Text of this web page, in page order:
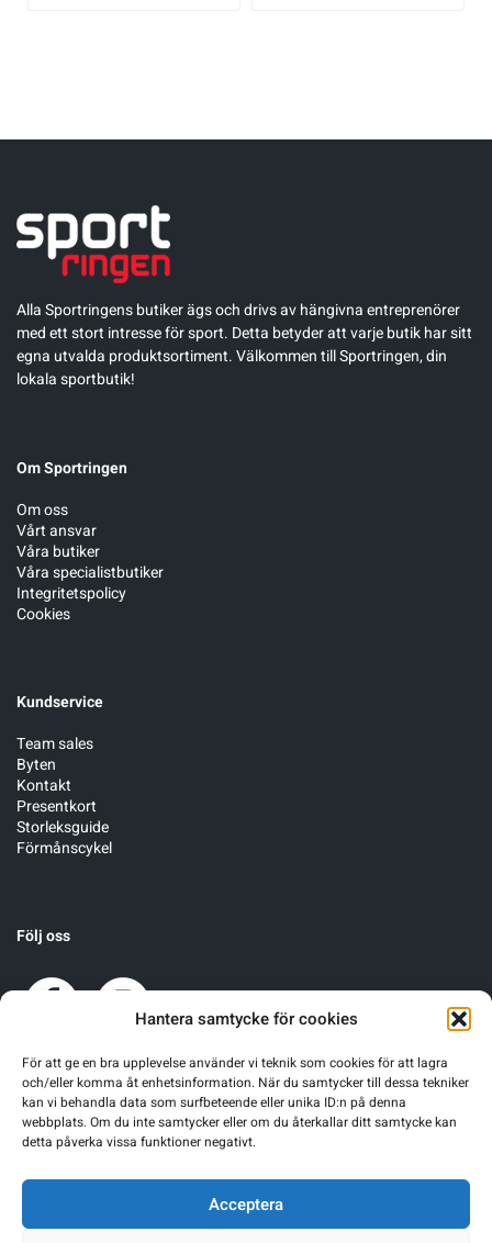
Hantera samtycke för cookies
För att ge en bra upplevelse använder vi teknik som cookies för att lagra
och/eller komma åt enhetsinformation. När du samtycker till dessa tekniker
kan vi behandla data som surfbeteende eller unika ID:n på denna
webbplats. Om du inte samtycker eller om du återkallar ditt samtycke kan
detta påverka vissa funktioner negativt.
Acceptera
Alla Sportringens butiker ägs och drivs av hängivna entreprenörer
med ett stort intresse för sport. Detta betyder att varje butik har sitt
egna utvalda produktsortiment. Välkommen till Sportringen, din
lokala sportbutik!
Om Sportringen
Om oss
Vårt ansvar
Våra butiker
Våra specialistbutiker
Integritetspolicy
Cookies
Kundservice
Team sales
Byten
Kontakt
Presentkort
Storleksguide
Förmånscykel
Följ oss